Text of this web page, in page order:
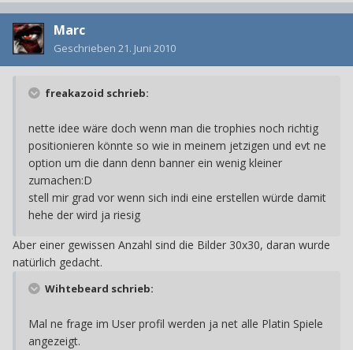
Marc
Geschrieben 21. Juni 2010
freakazoid schrieb:
nette idee wäre doch wenn man die trophies noch richtig
positionieren könnte so wie in meinem jetzigen und evt ne
option um die dann denn banner ein wenig kleiner
zumachen:D
stell mir grad vor wenn sich indi eine erstellen würde damit
hehe der wird ja riesig
Aber einer gewissen Anzahl sind die Bilder 30x30, daran wurde
natürlich gedacht.
Wihtebeard schrieb:
Mal ne frage im User profil werden ja net alle Platin Spiele
angezeigt.